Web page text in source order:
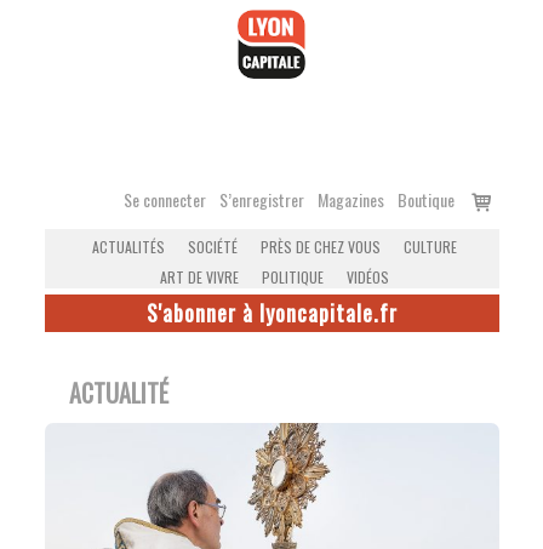
Se connecter S’enregistrer Magazines Boutique
Voir
ACTUALITÉS SOCIÉTÉ PRÈS DE CHEZ VOUS
CULTURE
ART DE VIVRE
POLITIQUE VIDÉOS
S'abonner à lyoncapitale.fr
ACTUALITÉ